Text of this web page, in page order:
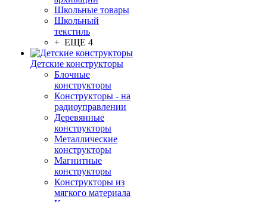
Школьные товары
Школьный
текстиль
+ ЕЩЕ 4
Детские конструкторы
Блочные
конструкторы
Конструкторы - на
радиоуправлении
Деревянные
конструкторы
Металлические
конструкторы
Магнитные
конструкторы
Конструкторы из
мягкого материала